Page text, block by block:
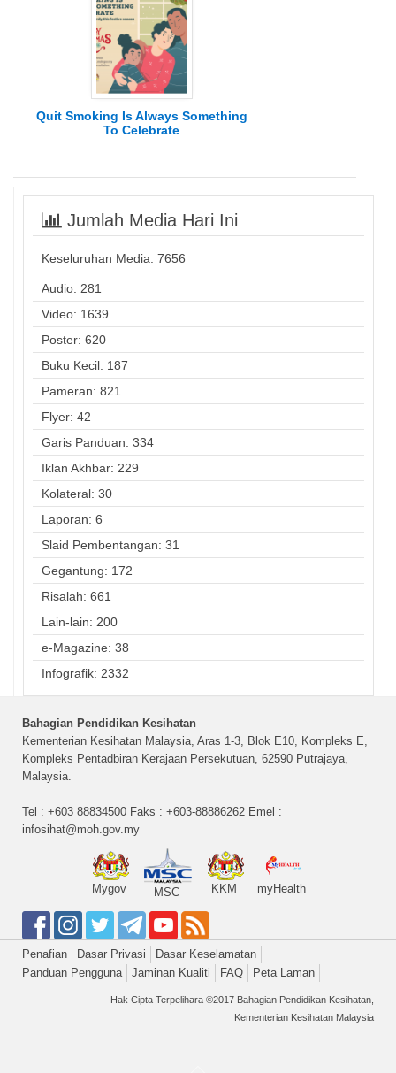
Quit Smoking Is Always Something
To Celebrate
Jumlah Media Hari Ini
Keseluruhan Media: 7656
Audio: 281
Video: 1639
Poster: 620
Buku Kecil: 187
Pameran: 821
Flyer: 42
Garis Panduan: 334
Iklan Akhbar: 229
Kolateral: 30
Laporan: 6
Slaid Pembentangan: 31
Gegantung: 172
Risalah: 661
Lain-lain: 200
e-Magazine: 38
Infografik: 2332
Bahagian Pendidikan Kesihatan
Kementerian Kesihatan Malaysia, Aras 1-3, Blok E10, Kompleks E,
Kompleks Pentadbiran Kerajaan Persekutuan, 62590 Putrajaya,
Malaysia.
Tel : +603 88834500 Faks : +603-88886262 Emel :
infosihat@moh.gov.my
Mygov MSC KKM myHealth
Penafian Dasar Privasi
Dasar Keselamatan
Panduan Pengguna
Jaminan Kualiti FAQ Peta Laman
Hak Cipta Terpelihara ©2017 Bahagian Pendidikan Kesihatan,
Kementerian Kesihatan Malaysia